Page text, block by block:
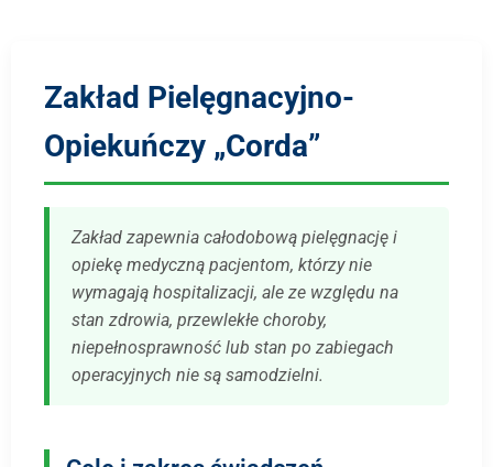
Zakład Pielęgnacyjno-
Opiekuńczy „Corda”
Zakład zapewnia całodobową pielęgnację i
opiekę medyczną pacjentom, którzy nie
wymagają hospitalizacji, ale ze względu na
stan zdrowia, przewlekłe choroby,
niepełnosprawność lub stan po zabiegach
operacyjnych nie są samodzielni.